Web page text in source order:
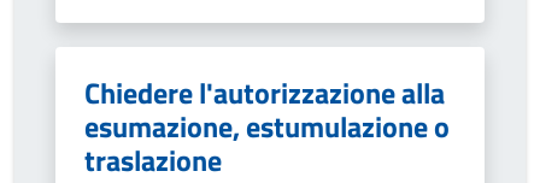
Chiedere l'autorizzazione alla
esumazione, estumulazione o
traslazione